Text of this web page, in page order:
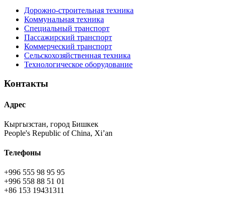
Дорожно-строительная техника
Коммунальная техника
Специальный транспорт
Пассажирский транспорт
Коммерческий транспорт
Сельскохозяйственная техника
Технологическое оборудование
Контакты
Адрес
Кыргызстан, город Бишкек
People's Republic of China, Xi’an
Телефоны
+996 555 98 95 95
+996 558 88 51 01
+86 153 19431311